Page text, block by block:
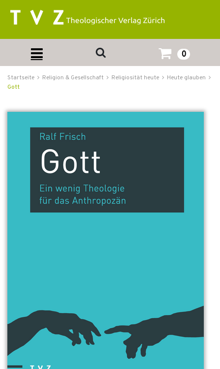
0
Startseite Religion & Gesellschaft Religiosität heute
Heute glauben
Gott